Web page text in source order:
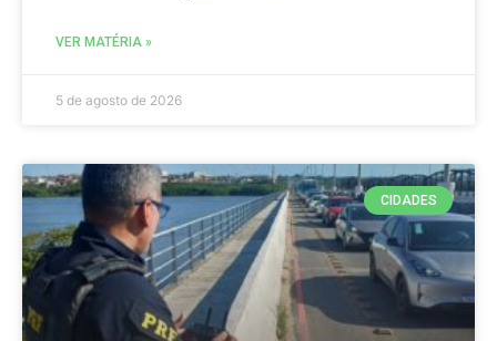
VER MATÉRIA »
5 de agosto de 2026
CIDADES